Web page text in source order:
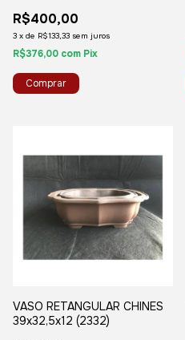
R$400,00
3 x de R$133,33 sem juros
R$376,00 com Pix
VASO RETANGULAR CHINES
39x32,5x12 (2332)